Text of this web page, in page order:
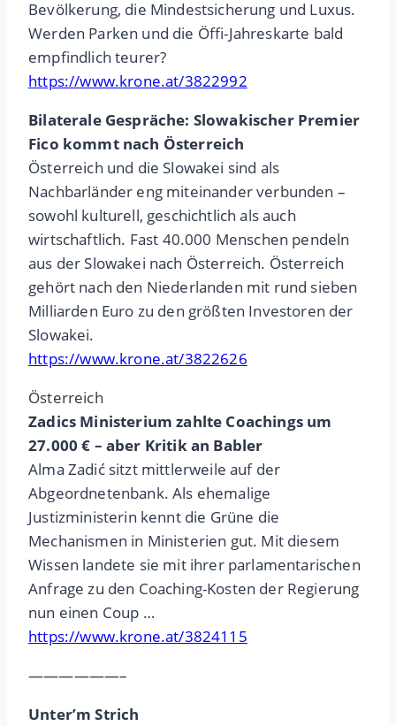
Bevölkerung, die Mindestsicherung und Luxus.
Werden Parken und die Öffi-Jahreskarte bald
empfindlich teurer?
https://www.krone.at/3822992
Bilaterale Gespräche: Slowakischer Premier
Fico kommt nach Österreich
Österreich und die Slowakei sind als
Nachbarländer eng miteinander verbunden –
sowohl kulturell, geschichtlich als auch
wirtschaftlich. Fast 40.000 Menschen pendeln
aus der Slowakei nach Österreich. Österreich
gehört nach den Niederlanden mit rund sieben
Milliarden Euro zu den größten Investoren der
Slowakei.
https://www.krone.at/3822626
Österreich
Zadics Ministerium zahlte Coachings um
27.000 € – aber Kritik an Babler
Alma Zadić sitzt mittlerweile auf der
Abgeordnetenbank. Als ehemalige
Justizministerin kennt die Grüne die
Mechanismen in Ministerien gut. Mit diesem
Wissen landete sie mit ihrer parlamentarischen
Anfrage zu den Coaching-Kosten der Regierung
nun einen Coup …
https://www.krone.at/3824115
——————–
Unter’m Strich